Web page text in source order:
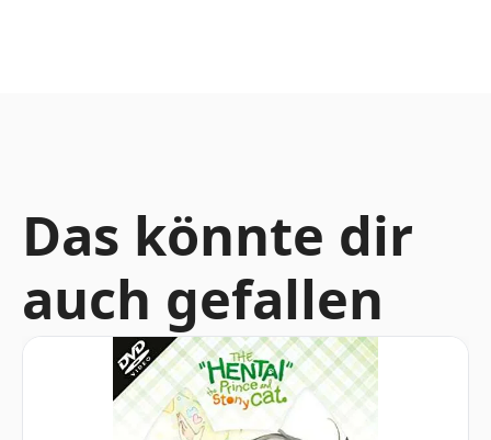
Das könnte dir
auch gefallen